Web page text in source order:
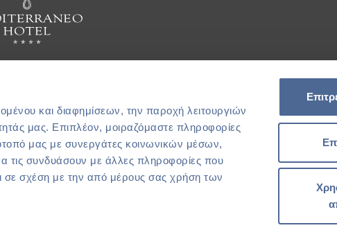
και διαφημίσεων, την παροχή λειτουργιών
μας. Επιπλέον, μοιραζόμαστε πληροφορίες
μας με συνεργάτες κοινωνικών μέσων,
τις συνδυάσουν με άλλες πληροφορίες που
σε σχέση με την από μέρους σας χρήση των
– ΤΟΥΡΙΣΤΙΚΗ ΕΤΑΙΡΕΙΑ - Γ.Ε.ΜΗ.* 121717827000
Crete, 700 14, Greece.
28970 25328/9
28970 29240
+30 6986744425